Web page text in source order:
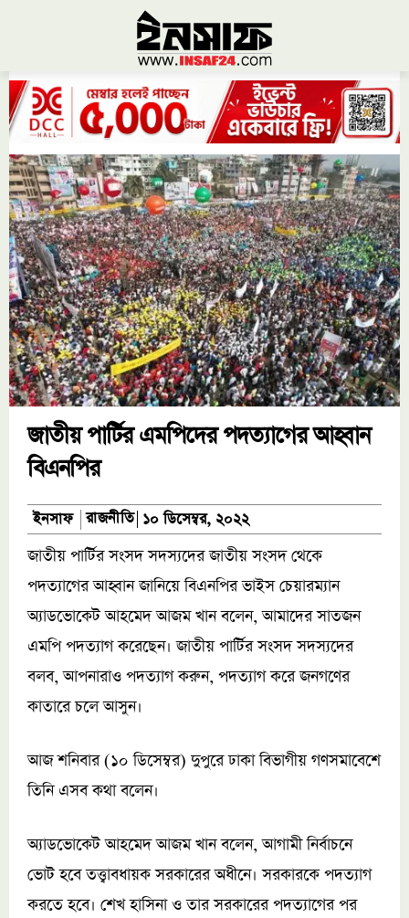
জাতীয় পার্টির এমপিদের পদত্যাগের আহ্বান
বিএনপির
ইনসাফ রাজনীতি ১০ ডিসেম্বর, ২০২২
জাতীয় পার্টির সংসদ সদস্যদের জাতীয় সংসদ থেকে
পদত্যাগের আহ্বান জানিয়ে বিএনপির ভাইস চেয়ারম্যান
অ্যাডভোকেট আহমেদ আজম খান বলেন, আমাদের সাতজন
এমপি পদত্যাগ করেছেন। জাতীয় পার্টির সংসদ সদস্যদের
বলব, আপনারাও পদত্যাগ করুন, পদত্যাগ করে জনগণের
কাতারে চলে আসুন।
আজ শনিবার (১০ ডিসেম্বর) দুপুরে ঢাকা বিভাগীয় গণসমাবেশে
তিনি এসব কথা বলেন।
অ্যাডভোকেট আহমেদ আজম খান বলেন, আগামী নির্বাচনে
ভোট হবে তত্ত্বাবধায়ক সরকারের অধীনে। সরকারকে পদত্যাগ
করতে হবে। শেখ হাসিনা ও তার সরকারের পদত্যাগের পর